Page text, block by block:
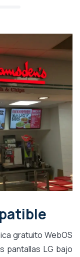
gratuito WebOS
pantallas LG bajo